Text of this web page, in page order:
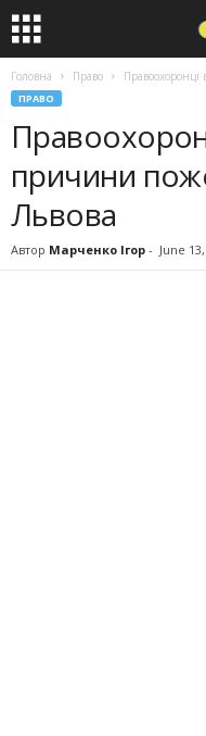
Головна Право
ПРАВО
причини
Львова
Автор Марченко Ігор - June